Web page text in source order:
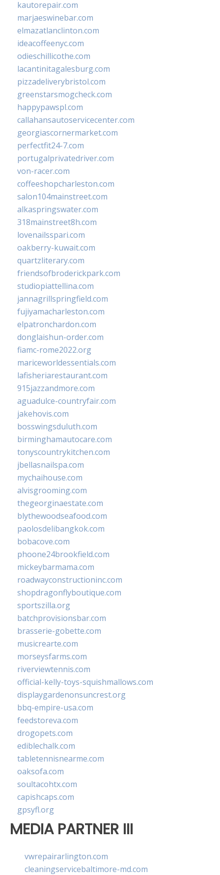
kautorepair.com
marjaeswinebar.com
elmazatlanclinton.com
ideacoffeenyc.com
odieschillicothe.com
lacantinitagalesburg.com
pizzadeliverybristol.com
greenstarsmogcheck.com
happypawspl.com
callahansautoservicecenter.com
georgiascornermarket.com
perfectfit24-7.com
portugalprivatedriver.com
von-racer.com
coffeeshopcharleston.com
salon104mainstreet.com
alkaspringswater.com
318mainstreet8h.com
lovenailsspari.com
oakberry-kuwait.com
quartzliterary.com
friendsofbroderickpark.com
studiopiattellina.com
jannagrillspringfield.com
fujiyamacharleston.com
elpatronchardon.com
donglaishun-order.com
fiamc-rome2022.org
mariceworldessentials.com
lafisheriarestaurant.com
915jazzandmore.com
aguadulce-countryfair.com
jakehovis.com
bosswingsduluth.com
birminghamautocare.com
tonyscountrykitchen.com
jbellasnailspa.com
mychaihouse.com
alvisgrooming.com
thegeorginaestate.com
blythewoodseafood.com
paolosdelibangkok.com
bobacove.com
phoone24brookfield.com
mickeybarmama.com
roadwayconstructioninc.com
shopdragonflyboutique.com
sportszilla.org
batchprovisionsbar.com
brasserie-gobette.com
musicrearte.com
morseysfarms.com
riverviewtennis.com
official-kelly-toys-squishmallows.com
displaygardenonsuncrest.org
bbq-empire-usa.com
feedstoreva.com
drogopets.com
ediblechalk.com
tabletennisnearme.com
oaksofa.com
soultacohtx.com
capishcaps.com
gpsyfl.org
MEDIA PARTNER III
vwrepairarlington.com
cleaningservicebaltimore-md.com